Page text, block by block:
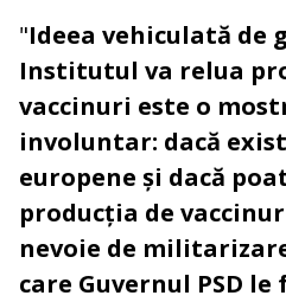
"Ideea vehiculată de
Institutul va relua
vaccinuri este o
involuntar: dacă
europene și dacă
producția de
nevoie de
care Guvernul PSD